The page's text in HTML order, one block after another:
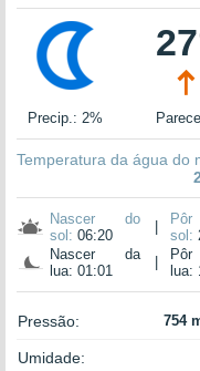
27
Precip.: 2%
Temperatura da água do
Nascer do
sol: 06:20
sol:
Nascer da
lua: 01:01
lua:
Pressão: 754
Umidade: